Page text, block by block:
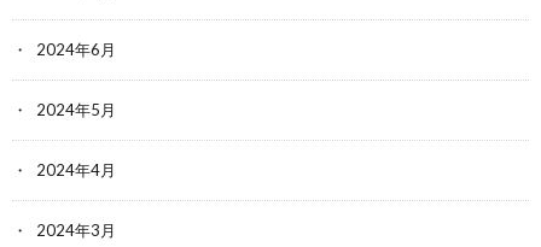
2024年6月
2024年5月
2024年4月
2024年3月